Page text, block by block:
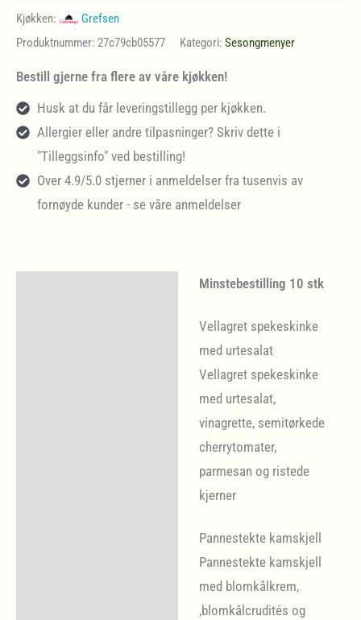
med
spekeskinke,
havabbor,
og
sjokolade
antall
Kjøkken:
Grefsen
Produktnummer: 27c79cb05577 Kategori: Sesongmenyer
Bestill gjerne fra flere av våre kjøkken!
Husk at du får leveringstillegg per kjøkken.
Allergier eller andre tilpasninger? Skriv dette i
"Tilleggsinfo" ved bestilling!
Over 4.9/5.0 stjerner i anmeldelser fra tusenvis av
fornøyde kunder - se våre anmeldelser
Minstebestilling 10 stk
Vellagret spekeskinke
med urtesalat
Vellagret spekeskinke
med urtesalat,
vinagrette, semitørkede
cherrytomater,
parmesan og ristede
kjerner
Pannestekte kamskjell
Pannestekte kamskjell
med blomkålkrem,
,blomkålcrudités og